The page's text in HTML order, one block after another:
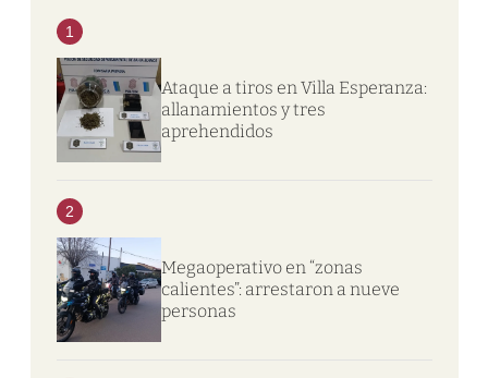
1
Ataque a tiros en Villa Esperanza:
allanamientos y tres
aprehendidos
2
Megaoperativo en “zonas
calientes”: arrestaron a nueve
personas